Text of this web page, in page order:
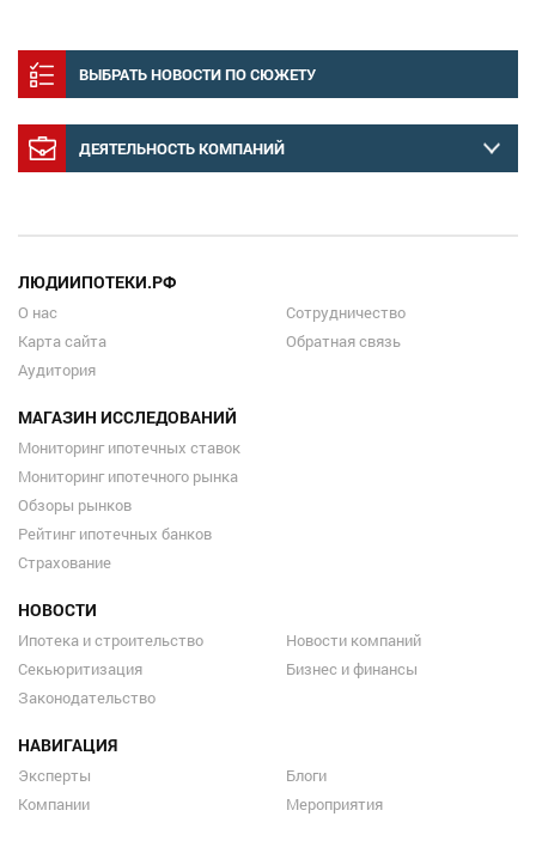
ВЫБРАТЬ НОВОСТИ ПО СЮЖЕТУ
ДЕЯТЕЛЬНОСТЬ КОМПАНИЙ
ЛЮДИИПОТЕКИ.РФ
О нас
Карта сайта
Аудитория
Сотрудничество
Обратная связь
МАГАЗИН ИССЛЕДОВАНИЙ
Мониторинг ипотечных ставок
Мониторинг ипотечного рынка
Обзоры рынков
Рейтинг ипотечных банков
Страхование
НОВОСТИ
Ипотека и строительство
Секьюритизация
Законодательство
Новости компаний
Бизнес и финансы
НАВИГАЦИЯ
Эксперты
Компании
Блоги
Мероприятия